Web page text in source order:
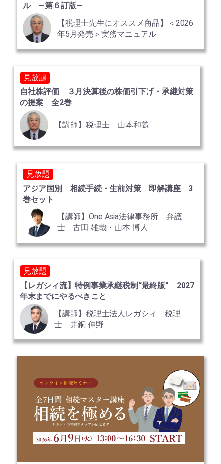
ル ―第６訂版―
【税理士先生にオススメ商品】＜2026
年5月発売＞実務マニュアル
見放題
自社株評価 ３月決算後の株価引下げ・承継対策
の提案 全2巻
【講師】税理士 山本和義
見放題
アジア国別 相続手続・生前対策 即解講座 3
巻セット
【講師】One Asia法律事務所 弁護
士 古田 雄哉・山本 博人
見放題
【レガシィ流】特例事業承継税制“最終版” 2027
年末までにやるべきこと
【講師】税理士法人レガシィ 税理
士 井銅 伸野